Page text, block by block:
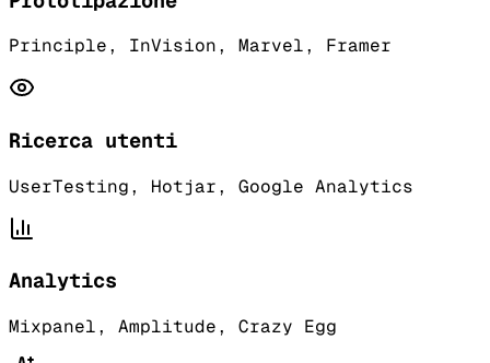
Principle, InVision, Marvel, Framer
Ricerca utenti
UserTesting, Hotjar, Google Analytics
Analytics
Mixpanel, Amplitude, Crazy Egg